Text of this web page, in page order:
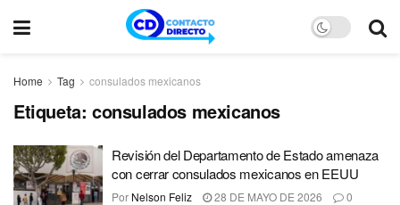
Home Tag consulados mexicanos
Etiqueta: consulados mexicanos
Revisión del Departamento de Estado amenaza
con cerrar consulados mexicanos en EEUU
Por Nelson Feliz 28 DE MAYO DE 2026 0